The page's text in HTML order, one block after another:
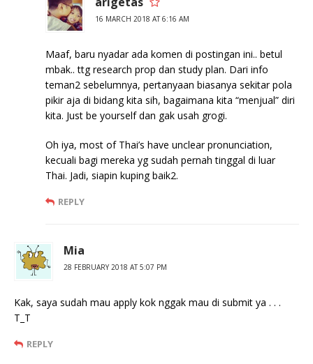
16 MARCH 2018 AT 6:16 AM
Maaf, baru nyadar ada komen di postingan ini.. betul
mbak.. ttg research prop dan study plan. Dari info
teman2 sebelumnya, pertanyaan biasanya sekitar pola
pikir aja di bidang kita sih, bagaimana kita “menjual” diri
kita. Just be yourself dan gak usah grogi.
Oh iya, most of Thai’s have unclear pronunciation,
kecuali bagi mereka yg sudah pernah tinggal di luar
Thai. Jadi, siapin kuping baik2.
REPLY
Mia
28 FEBRUARY 2018 AT 5:07 PM
Kak, saya sudah mau apply kok nggak mau di submit ya . . .
T_T
REPLY